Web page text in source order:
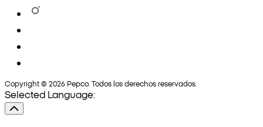
Copyright © 2026 Pepco. Todos los derechos reservados.
Selected Language: